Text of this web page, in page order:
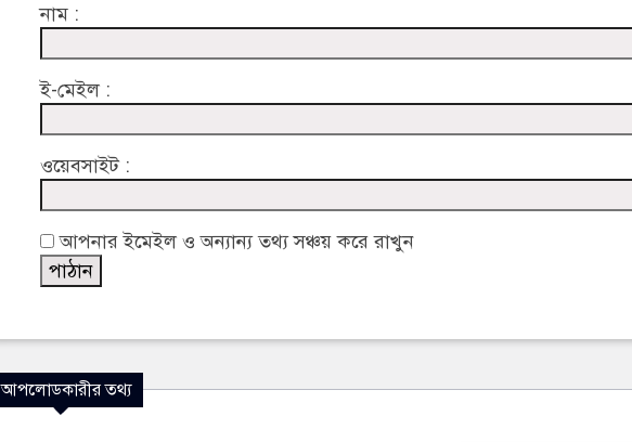
নাম :
ই-মেইল :
ওয়েবসাইট :
আপনার ইমেইল ও অন্যান্য তথ্য সঞ্চয় করে রাখুন
আপলোডকারীর তথ্য